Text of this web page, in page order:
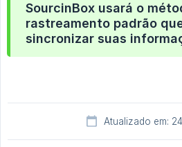
SourcinBox usará o
rastreamento padrão
sincronizar suas
Atualizado em: